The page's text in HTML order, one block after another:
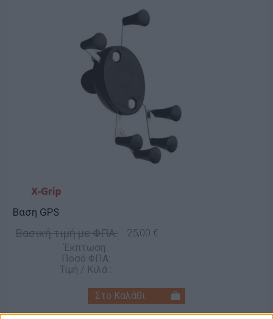
Βαση GPS
Βασική τιμή με ΦΠΑ: 25,00 €
Έκπτωση:
Ποσό ΦΠΑ:
Τιμή / Κιλά :